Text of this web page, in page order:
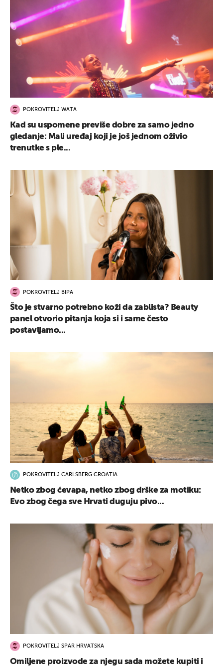
POKROVITELJ WATA
Kad su uspomene previše dobre za samo jedno
gledanje: Mali uređaj koji je još jednom oživio
trenutke s ple...
POKROVITELJ BIPA
Što je stvarno potrebno koži da zablista? Beauty
panel otvorio pitanja koja si i same često
postavljamo...
POKROVITELJ CARLSBERG CROATIA
Netko zbog ćevapa, netko zbog drške za motiku:
Evo zbog čega sve Hrvati duguju pivo...
POKROVITELJ SPAR HRVATSKA
Omiljene proizvode za njegu sada možete kupiti i
UKLJUČITE NOTIFIKACIJE